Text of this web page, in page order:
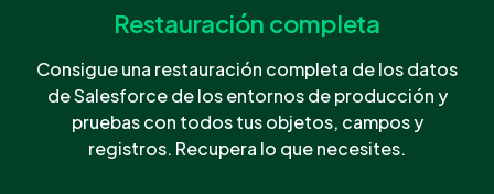
Restauración completa
Consigue una restauración completa de los datos
de Salesforce de los entornos de producción y
pruebas con todos tus objetos, campos y
registros. Recupera lo que necesites.